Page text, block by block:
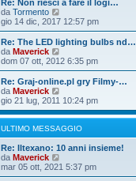
m
o
m
s
a
g
g
o
l
m
o
m
s
a
g
i
Re: Non riesci a fare il logi…
da Tormento
e
d
i
u
l
m
o
m
e
s
s
a
g
g
i
gio 14 dic, 2017 12:57 pm
Re: The LED lighting bulbs nd…
da Maverick
e
d
i
i
m
o
m
s
dom 07 ott, 2012 6:35 pm
Re: Graj-online.pl gry Filmy-…
da Maverick
e
d
i
u
l
t
m
o
gio 21 lug, 2011 10:24 pm
ULTIMO MESSAGGIO
Re: Iltexano: 10 anni insieme!
da Maverick
e
d
mar 05 ott, 2021 5:37 pm